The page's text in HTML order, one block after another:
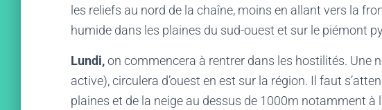
les reliefs au nord de la chaîne, moins en allant vers la
humide dans les plaines du sud-ouest et sur le piémont
Lundi,on commencera à rentrer dans les hostilités. Une
active), circulera d’ouest en est sur la région. Il faut
plaines et de la neige au dessus de 1000m notamment à